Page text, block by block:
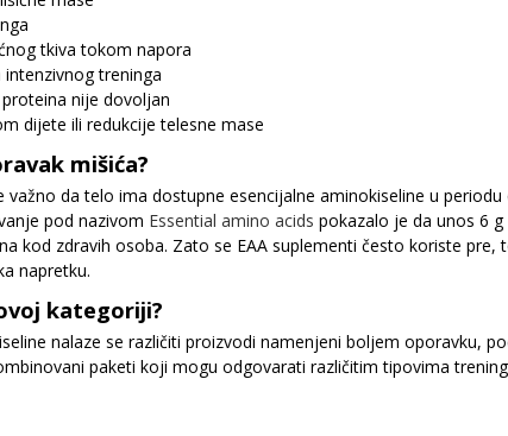
tkiva tokom napora
treninga
nije dovoljan
dijete ili redukcije telesne mase
mišića?
važno da telo ima dostupne esencijalne aminokiseline u
pod nazivom Essential amino acids pokazalo je da unos 6
kod zdravih osoba. Zato se EAA suplementi često koriste
napretku.
kategoriji?
nalaze se različiti proizvodi namenjeni boljem oporavku,
paketi koji mogu odgovarati različitim tipovima